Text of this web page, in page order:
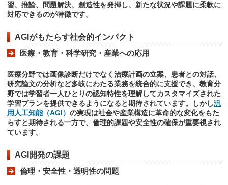
習、推論、問題解決、創造性を発揮し、新たな状況や課題に柔軟に
対応できるのが特徴です。
AGIがもたらす社会的インパクト
医療・教育・科学研究・産業への応用
医療分野では画像診断だけでなく治療計画の立案、患者との対話、
研究論文の分析など多岐にわたる業務を統合的に支援でき、教育分
野では学習者一人ひとりの認知特性を理解してカスタマイズされた
学習プランを提供できるようになると期待されています。しかし汎
用人工知能（AGI） の実現は社会や産業構造に革命的な変化をもた
らすと期待される一方で、倫理的課題や安全性の確保が重要視され
ています。
AGI開発の課題
倫理・安全性・透明性の問題